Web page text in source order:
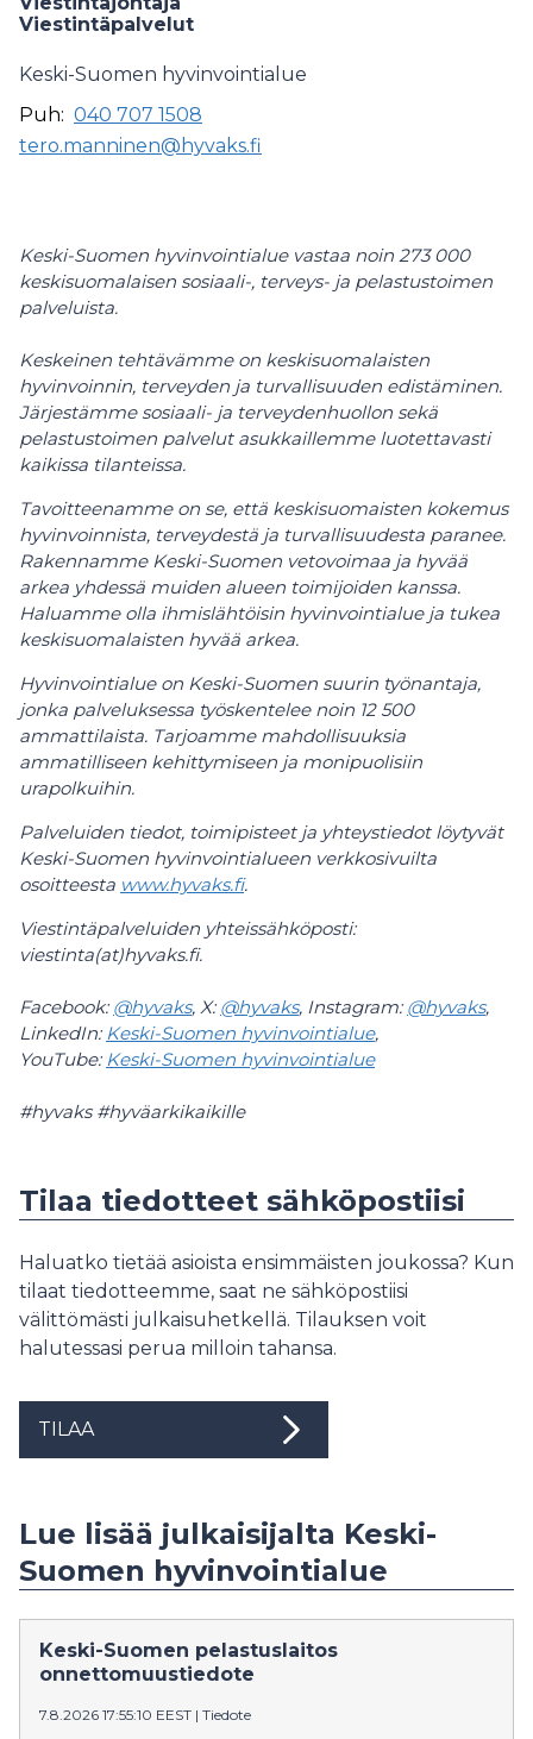
Viestintäpalvelut
Keski-Suomen hyvinvointialue
Puh: 040 707 1508
tero.manninen@hyvaks.fi
Keski-Suomen hyvinvointialue vastaa noin 273 000
keskisuomalaisen sosiaali-, terveys- ja pelastustoimen
palveluista.
Keskeinen tehtävämme on keskisuomalaisten
hyvinvoinnin, terveyden ja turvallisuuden edistäminen.
Järjestämme sosiaali- ja terveydenhuollon sekä
pelastustoimen palvelut asukkaillemme luotettavasti
kaikissa tilanteissa.
Tavoitteenamme on se, että keskisuomaisten kokemus
hyvinvoinnista, terveydestä ja turvallisuudesta paranee.
Rakennamme Keski-Suomen vetovoimaa ja hyvää
arkea yhdessä muiden alueen toimijoiden kanssa.
Haluamme olla ihmislähtöisin hyvinvointialue ja tukea
keskisuomalaisten hyvää arkea.
Hyvinvointialue on Keski-Suomen suurin työnantaja,
jonka palveluksessa työskentelee noin 12 500
ammattilaista. Tarjoamme mahdollisuuksia
ammatilliseen kehittymiseen ja monipuolisiin
urapolkuihin.
Palveluiden tiedot, toimipisteet ja yhteystiedot löytyvät
Keski-Suomen hyvinvointialueen verkkosivuilta
osoitteesta www.hyvaks.fi.
Viestintäpalveluiden yhteissähköposti:
viestinta(at)hyvaks.fi.
Facebook:@hyvaks, X:@hyvaks, Instagram:@hyvaks,
LinkedIn:Keski-Suomen hyvinvointialue,
YouTube:Keski-Suomen hyvinvointialue
#hyvaks #hyväarkikaikille
Tilaa tiedotteet sähköpostiisi
Haluatko tietää asioista ensimmäisten joukossa? Kun
tilaat tiedotteemme, saat ne sähköpostiisi
välittömästi julkaisuhetkellä. Tilauksen voit
halutessasi perua milloin tahansa.
TILAA
Lue lisää julkaisijalta Keski-
Suomen hyvinvointialue
Keski-Suomen pelastuslaitos
onnettomuustiedote
7.8.2026 17:55:10 EEST | Tiedote